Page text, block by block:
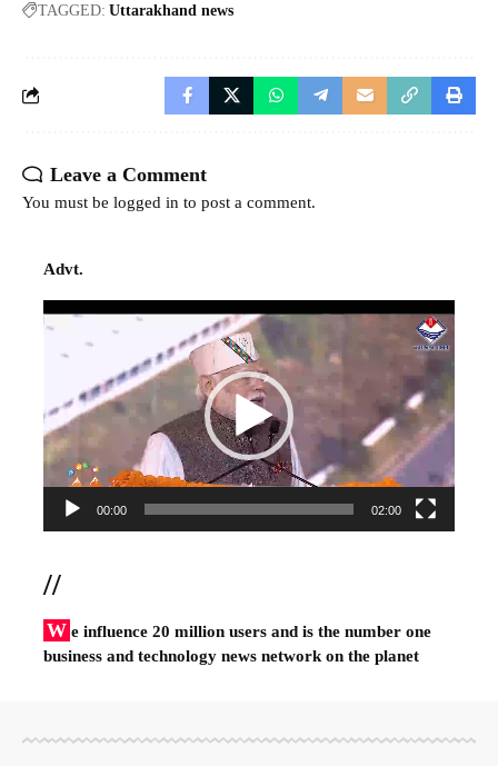
TAGGED: Uttarakhand news
Leave a Comment
You must be logged in to post a comment.
Advt.
Video
00:00 02:00
//
W e influence 20 million users and is the number one
business and technology news network on the planet